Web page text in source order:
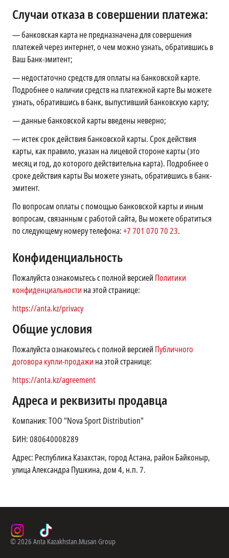
Случаи отказа в совершении платежа:
—банковская карта не предназначена для совершения
платежей через интернет, о чем можно узнать, обратившись в
Ваш Банк-эмитент;
—недостаточно средств для оплаты на банковской карте.
Подробнее о наличии средств на платежной карте Вы можете
узнать, обратившись в банк, выпустивший банковскую карту;
—данные банковской карты введены неверно;
—истек срок действия банковской карты. Срок действия
карты, как правило, указан на лицевой стороне карты (это
месяц и год, до которого действительна карта). Подробнее о
сроке действия карты Вы можете узнать, обратившись в банк-
эмитент.
По вопросам оплаты с помощью банковской карты и иным
вопросам, связанным с работой сайта, Вы можете обратиться
по следующему номеру телефона:+7 701 070 70 23.
Конфиденциальность
Пожалуйста ознакомьтесь с полной версией Политики
конфиденциальности на этой странице:
https://anta.kz/privacy
Общие условия
Пожалуйста ознакомьтесь с полной версией Публичного
договора купли-продажи на этой странице:
https://anta.kz/agreement
Адреса и реквизиты продавца
Компания: ТОО "Nova Sport Distribution"
БИН: 080640008289
Адрес: Республика Казахстан, город Астана, район Байконыр,
улица Александра Пушкина, дом 4, н.п. 7.
©2026 Anta Kazakhstan.Musan Group